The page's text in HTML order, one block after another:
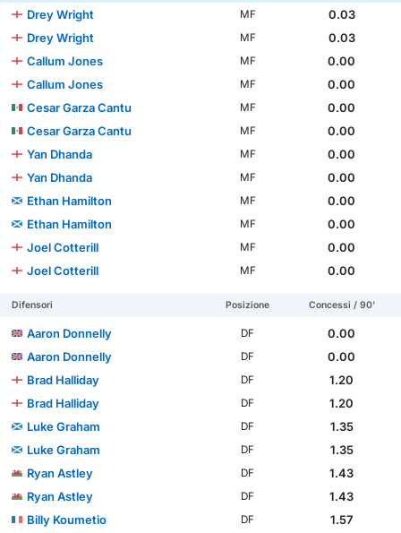
Drey Wright
MF
0.03
Drey Wright
MF
0.03
Callum Jones
MF
0.00
Callum Jones
MF
0.00
Cesar Garza Cantu
MF
0.00
Cesar Garza Cantu
MF
0.00
Yan Dhanda
MF
0.00
Yan Dhanda
MF
0.00
Ethan Hamilton
MF
0.00
Ethan Hamilton
MF
0.00
Joel Cotterill
MF
0.00
Joel Cotterill
MF 0.00
Difensori Posizione Concessi / 90'
Aaron Donnelly DF
0.00
Aaron Donnelly
DF
0.00
Brad Halliday
DF
1.20
Brad Halliday
DF
1.20
Luke Graham
DF
1.35
Luke Graham
DF
1.35
Ryan Astley
DF
1.43
Ryan Astley
DF
1.43
Billy Koumetio
DF
1.57